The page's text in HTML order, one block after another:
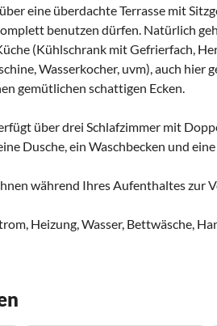
eine überdachte Terrasse mit
benutzen dürfen. Natürlich
(Kühlschrank mit Gefrierfach,
Wasserkocher, uvm), auch hier
gemütlichen schattigen Ecken.
über drei Schlafzimmer mit
Dusche, ein Waschbecken und
während Ihres Aufenthaltes zur
Heizung, Wasser, Bettwäsche,